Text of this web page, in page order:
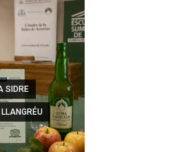
SIDRE
LLANGRÉU